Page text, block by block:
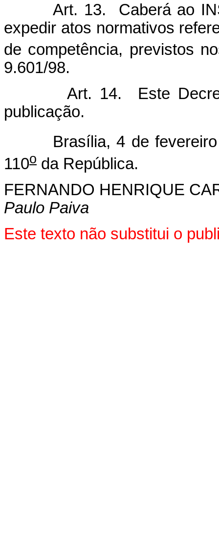
Art. 13. Caberá ao
expedir atos normativos
de competência, previstos
9.601/98.
Art. 14. Este
publicação.
Brasília, 4 de fevereiro
110o da República.
FERNANDO HENRIQUE
Paulo Paiva
Este texto não substitui o